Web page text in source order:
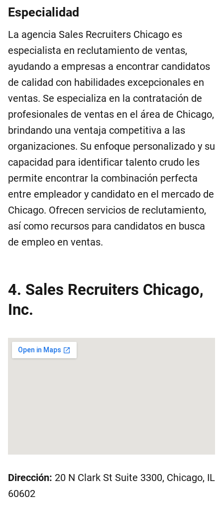
Especialidad
La agencia Sales Recruiters Chicago es
especialista en reclutamiento de ventas,
ayudando a empresas a encontrar candidatos
de calidad con habilidades excepcionales en
ventas. Se especializa en la contratación de
profesionales de ventas en el área de Chicago,
brindando una ventaja competitiva a las
organizaciones. Su enfoque personalizado y su
capacidad para identificar talento crudo les
permite encontrar la combinación perfecta
entre empleador y candidato en el mercado de
Chicago. Ofrecen servicios de reclutamiento,
así como recursos para candidatos en busca
de empleo en ventas.
4. Sales Recruiters Chicago,
Inc.
Dirección: 20 N Clark St Suite 3300, Chicago, IL
60602